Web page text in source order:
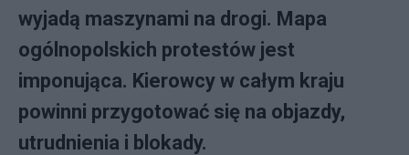
wyjadą maszynami na drogi. Mapa
ogólnopolskich protestów jest
imponująca. Kierowcy w całym kraju
powinni przygotować się na objazdy,
utrudnienia i blokady.